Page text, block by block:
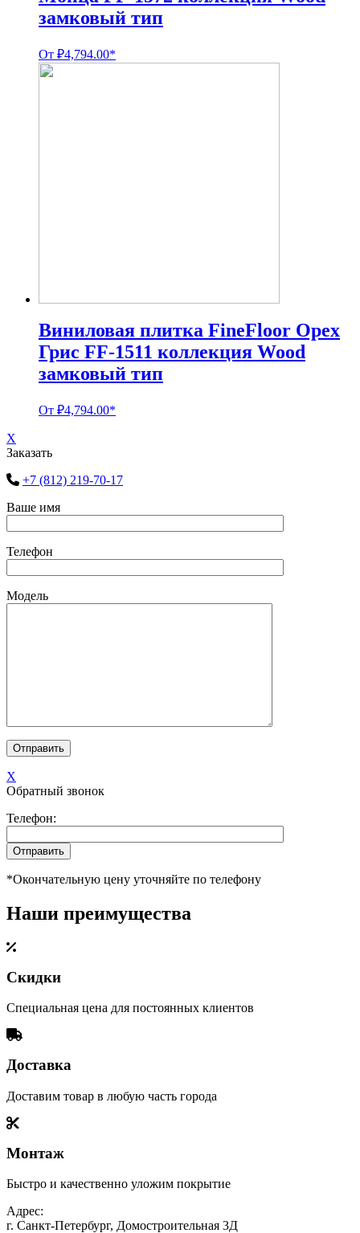
замковый тип
От ₽4,794.00*
Виниловая плитка FineFloor Орех
Грис FF-1511 коллекция Wood
замковый тип
От ₽4,794.00*
X
Заказать
+7 (812) 219-70-17
Ваше имя
Телефон
Модель
X
Обратный звонок
Телефон:
*Окончательную цену уточняйте по телефону
Наши преимущества
Скидки
Специальная цена для постоянных клиентов
Доставка
Доставим товар в любую часть города
Монтаж
Быстро и качественно уложим покрытие
Адрес:
г. Санкт-Петербург, Домостроительная 3Д